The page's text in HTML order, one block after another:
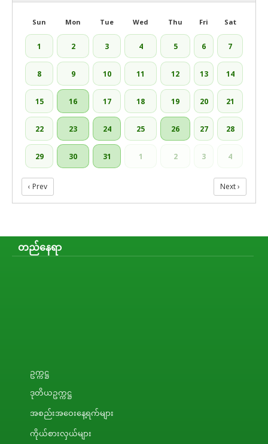
Sun Mon Tue Wed Thu Fri Sat
1 2 3 4 5 6 7
8 9 10 11 12 13 14
15 16 17 18 19 20 21
22 23 24 25 26 27 28
29 30 31 1 2 3 4
‹ Prev Next ›
တည်နေရာ
ဥက္ကဋ္ဌ
ဒုတိယဥက္ကဋ္ဌ
အစည်းအဝေးနေ့ရက်များ
ကိုယ်စားလှယ်များ